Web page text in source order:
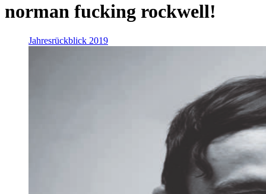
norman fucking rockwell!
Jahresrückblick 2019